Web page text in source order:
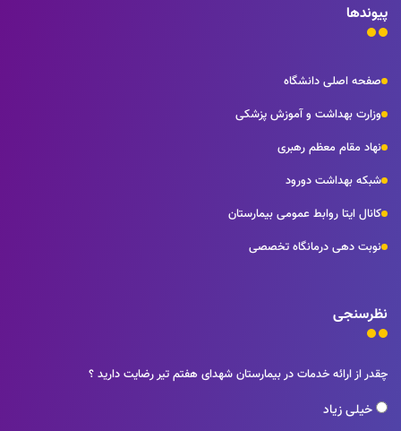
پیوندها
صفحه اصلی دانشگاه
وزارت بهداشت و آموزش پزشکی
نهاد مقام معظم رهبری
شبکه بهداشت دورود
کانال ایتا روابط عمومی بیمارستان
نوبت دهی درمانگاه تخصصی
نظرسنجی
چقدر از ارائه خدمات در بیمارستان شهدای هفتم تیر رضایت دارید ؟
خیلی زیاد